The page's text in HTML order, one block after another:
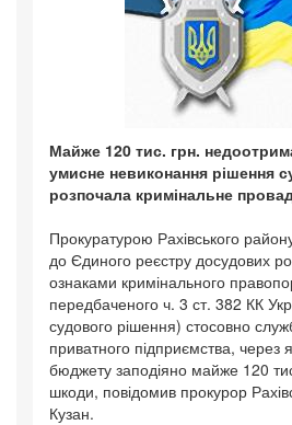
Майже 120 тис. грн.
умисне невиконання рішення
розпочала кримінальне
Прокуратурою Рахівського
до Єдиного реєстру досудових
ознаками кримінального
передбаченого ч. 3 ст. 382 КК
судового рішення) стосовно
приватного підприємства, через
бюджету заподіяно майже 120
шкоди, повідомив прокурор
Кузан.